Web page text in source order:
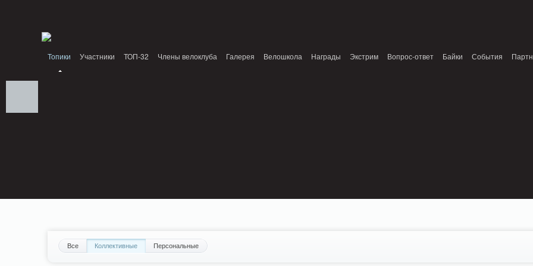
Топики Участники ТОП-32 Члены велоклуба Галерея Велошкола Награды Экстрим Вопрос-ответ Байки События
Все Коллективные Персональные